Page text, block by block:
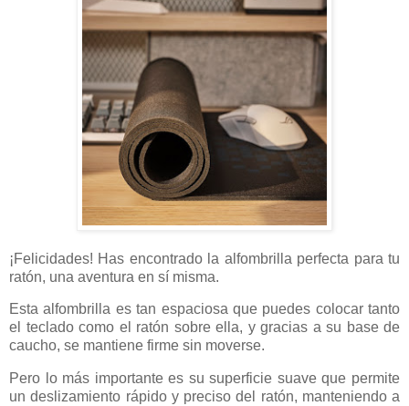
¡Felicidades! Has encontrado la alfombrilla perfecta para tu
ratón, una aventura en sí misma.
Esta alfombrilla es tan espaciosa que puedes colocar tanto
el teclado como el ratón sobre ella, y gracias a su base de
caucho, se mantiene firme sin moverse.
Pero lo más importante es su superficie suave que permite
un deslizamiento rápido y preciso del ratón, manteniendo a